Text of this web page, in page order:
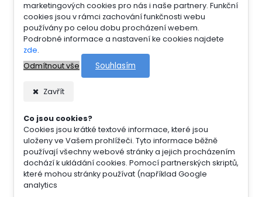
marketingových cookies pro nás i naše partnery. Funkční
cookies jsou v rámci zachování funkčnosti webu
používány po celou dobu procházení webem.
Podrobné informace a nastavení ke cookies najdete
zde.
Odmítnout vše
Souhlasím
Zavřít
Co jsou cookies?
Cookies jsou krátké textové informace, které jsou
uloženy ve Vašem prohlížeči. Tyto informace běžně
používají všechny webové stránky a jejich procházením
dochází k ukládání cookies. Pomocí partnerských skriptů,
které mohou stránky používat (například Google
analytics